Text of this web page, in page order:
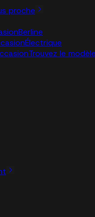
proche
Berline
Électrique
Trouvez le